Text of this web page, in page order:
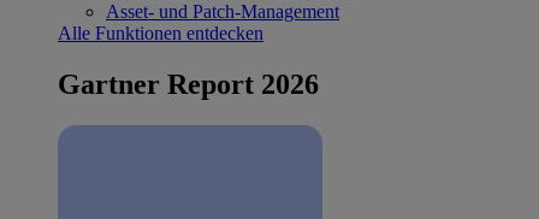
Asset- und Patch-Management
Alle Funktionen entdecken
Gartner Report 2026